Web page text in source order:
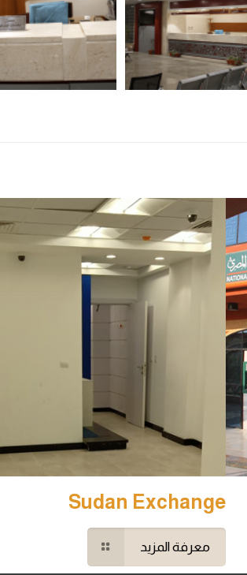
Sudan Exchange
معرفة المزيد